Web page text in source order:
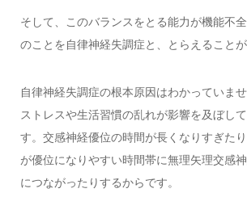
そして、このバランスをとる能力が機能不
のことを自律神経失調症と、とらえることが
自律神経失調症の根本原因はわかっていま
ストレスや生活習慣の乱れが影響を及ぼし
す。交感神経優位の時間が長くなりすぎた
が優位になりやすい時間帯に無理矢理交感
につながったりするからです。